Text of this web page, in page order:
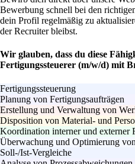
Bewerbung schnell bei den
dein Profil regelmäßig zu
der Recruiter bleibst.
Wir glauben, dass du diese
Fertigungssteuerer (m/w/d) mit
Fertigungssteuerung
Planung von Fertigungsaufträgen
Erstellung und Verwaltung von
Disposition von Material- und
Koordination interner und externer
Überwachung und Optimierung
Soll-/Ist-Vergleiche